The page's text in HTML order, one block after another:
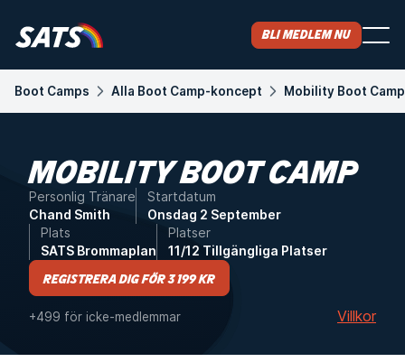
Bli medlem nu
Boot Camps Alla Boot Camp-koncept Mobility Boot Camp
MOBILITY BOOT CAMP
Personlig Tränare
Chand Smith
Startdatum
Onsdag 2 September
Plats
SATS Brommaplan
Platser
11/12 Tillgängliga Platser
Registrera dig för 3 199 kr
+499 för icke-medlemmar Villkor